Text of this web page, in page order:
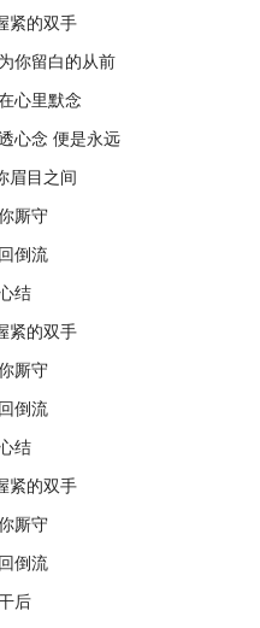
紧的双手
你留白的从前
心里默念
心念 便是永远
眉目之间
厮守
倒流
结
紧的双手
厮守
倒流
结
紧的双手
厮守
倒流
后